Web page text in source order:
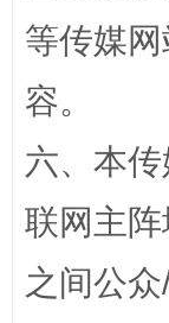
等传媒
容。
六、本
联网主
之间公